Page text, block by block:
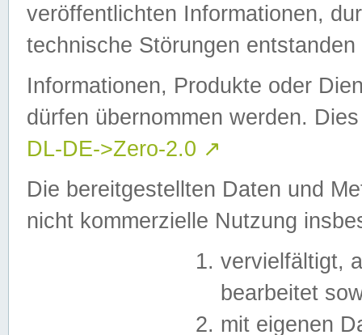
veröffentlichten Informationen,
technische Störungen
Informationen, Produkte oder
dürfen übernommen werden.
DL-DE->Zero-2.0 ↗
Die bereitgestellten Daten und
nicht kommerzielle Nutzung
vervielfältigt,
bearbeitet
mit eigenen